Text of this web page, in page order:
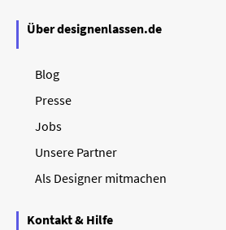
Über designenlassen.de
Blog
Presse
Jobs
Unsere Partner
Als Designer mitmachen
Kontakt & Hilfe